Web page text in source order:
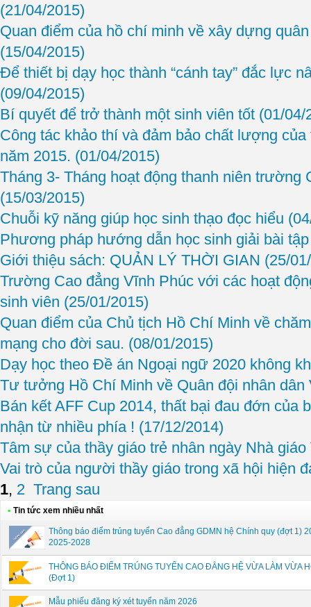
(21/04/2015)
Quan điểm của hồ chí minh về xây dựng
(15/04/2015)
Để thiết bị dạy học thành “cánh tay” đắc lực
(09/04/2015)
Bí quyết để trở thành một sinh viên tốt (01/04/
Công tác khảo thí và đảm bảo chất lượng
năm 2015. (01/04/2015)
Tháng 3- Tháng hoạt động thanh niên trường
(15/03/2015)
Chuỗi kỹ năng giúp học sinh thạo đọc hiểu
Phương pháp hướng dẫn học sinh giải bài
Giới thiệu sách: QUẢN LÝ THỜI GIAN (25/
Trường Cao đẳng Vĩnh Phúc với các hoạt
sinh viên (25/01/2015)
Quan điểm của Chủ tịch Hồ Chí Minh về
mạng cho đời sau. (08/01/2015)
Dạy học theo Đề án Ngoại ngữ 2020 không
Tư tưởng Hồ Chí Minh về Quân đội nhân
Bán kết AFF Cup 2014, thất bại đau đớn của
nhận từ nhiều phía ! (17/12/2014)
Tâm sự của thầy giáo trẻ nhân ngày Nhà
Vai trò của người thầy giáo trong xã hội hiện
1, 2 Trang sau
• Tin tức xem nhiều nhất
Thông báo điểm trúng tuyển Cao đẳng GDMN hệ Chính quy (đợt 1)
2025-2028
THÔNG BÁO ĐIỂM TRÚNG TUYỂN CAO ĐẲNG HỆ VỪA LÀM VỪA
(Đợt 1)
Mẫu phiếu đăng ký xét tuyển năm 2026